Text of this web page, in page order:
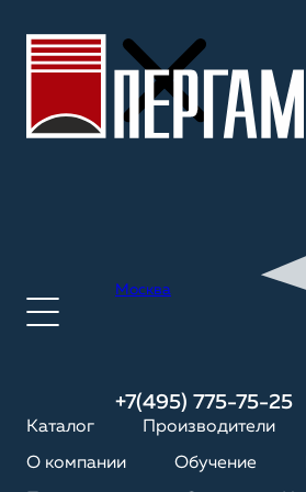
Москва
+7(495) 775-75-25
Каталог Производители
О компании Обучение